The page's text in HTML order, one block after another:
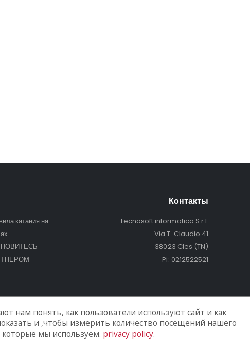
катания на
Контакты
Tecnosoft informatica S.r.l.
Via T. Claudio 41
38023 Cles (TN)
Pi: 0212522521
нам понять, как пользователи используют сайт и как
и ,чтобы измерить количество посещений нашего
мы используем. privacy policy.